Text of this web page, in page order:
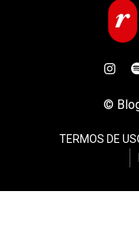
©
TERMOS DE